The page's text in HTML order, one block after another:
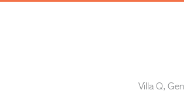
Villa Q,